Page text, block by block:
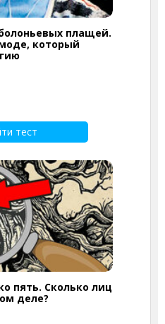
плащей.
который
тест
пять. Сколько лиц
деле?